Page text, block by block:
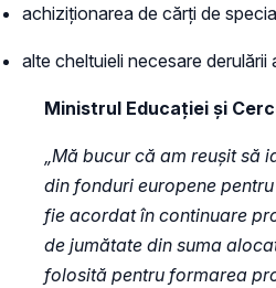
achiziționarea de cărți de
alte cheltuieli necesare derulării
Ministrul Educației și
„Mă bucur că am reușit să
din fonduri europene
fie acordat în continuare
de jumătate din suma
folosită pentru formarea